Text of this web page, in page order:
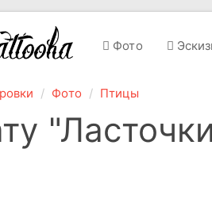
Фото
Фото Птицы